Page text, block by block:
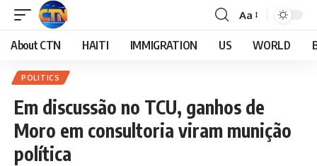
Font
Resizer
Aa
About CTN HAITI IMMIGRATION US WORLD
POLITICS
Em discussão no TCU, ganhos de
Moro em consultoria viram munição
política